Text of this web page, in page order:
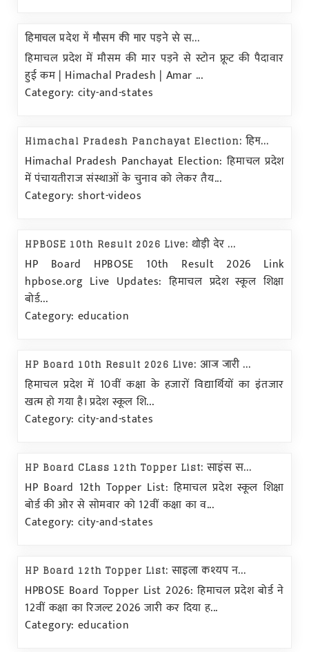
हिमाचल प्रदेश में मौसम की मार पड़ने से स...
हिमाचल प्रदेश में मौसम की मार पड़ने से स्टोन फ्रूट की पैदावार
हुई कम | Himachal Pradesh | Amar ...
Category: city-and-states
Himachal Pradesh Panchayat Election: हिम...
Himachal Pradesh Panchayat Election: हिमाचल प्रदेश
में पंचायतीराज संस्थाओं के चुनाव को लेकर तैय...
Category: short-videos
HPBOSE 10th Result 2026 Live: थोड़ी देर ...
HP Board HPBOSE 10th Result 2026 Link
hpbose.org Live Updates: हिमाचल प्रदेश स्कूल शिक्षा
बोर्ड...
Category: education
HP Board 10th Result 2026 Live: आज जारी ...
हिमाचल प्रदेश में 10वीं कक्षा के हजारों विद्यार्थियों का इंतजार
खत्म हो गया है। प्रदेश स्कूल शि...
Category: city-and-states
HP Board CLass 12th Topper List: साइंस स...
HP Board 12th Topper List: हिमाचल प्रदेश स्कूल शिक्षा
बोर्ड की ओर से सोमवार को 12वीं कक्षा का व...
Category: city-and-states
HP Board 12th Topper List: साइला कश्यप न...
HPBOSE Board Topper List 2026: हिमाचल प्रदेश बोर्ड ने
12वीं कक्षा का रिजल्ट 2026 जारी कर दिया ह...
Category: education